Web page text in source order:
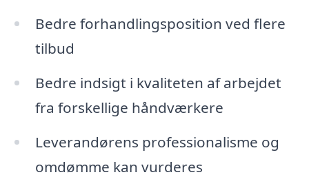
Bedre forhandlingsposition ved flere
tilbud
Bedre indsigt i kvaliteten af arbejdet
fra forskellige håndværkere
Leverandørens professionalisme og
omdømme kan vurderes